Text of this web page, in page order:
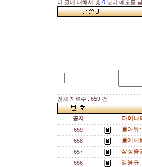
이 글에 대해서 총 0 분이 메모를
전체 자료수 : 659 건
공지 다이나
659
▣아듀
658
▣예체
657
삼성증
656
임용규